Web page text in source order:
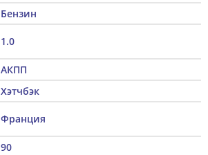
Бензин
1.0
АКПП
Хэтчбэк
Франция
90